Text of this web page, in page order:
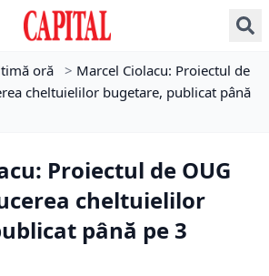
oră > Marcel Ciolacu: Proiectul de
cheltuielilor bugetare, publicat până
Proiectul de OUG
cheltuielilor
până pe 3